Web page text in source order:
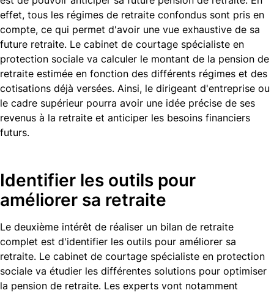
effet, tous les régimes de retraite confondus sont pris en
compte, ce qui permet d'avoir une vue exhaustive de sa
future retraite. Le cabinet de courtage spécialiste en
protection sociale va calculer le montant de la pension de
retraite estimée en fonction des différents régimes et des
cotisations déjà versées. Ainsi, le dirigeant d'entreprise ou
le cadre supérieur pourra avoir une idée précise de ses
revenus à la retraite et anticiper les besoins financiers
futurs.
Identifier les outils pour
améliorer sa retraite
Le deuxième intérêt de réaliser un bilan de retraite
complet est d'identifier les outils pour améliorer sa
retraite. Le cabinet de courtage spécialiste en protection
sociale va étudier les différentes solutions pour optimiser
la pension de retraite. Les experts vont notamment